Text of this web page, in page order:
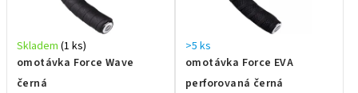
omotávka Force Wave
černá
Skladem (1 ks)
omotávka Force EVA
perforovaná černá
>5 ks